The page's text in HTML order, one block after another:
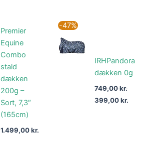
Premier
Equine
Combo
stald
dækken
200g –
Sort, 7,3″
(165cm)
1.499,00kr.
-47%
IRHPandora
dækken 0g
749,00kr.
749,00 kr..
399,00kr.